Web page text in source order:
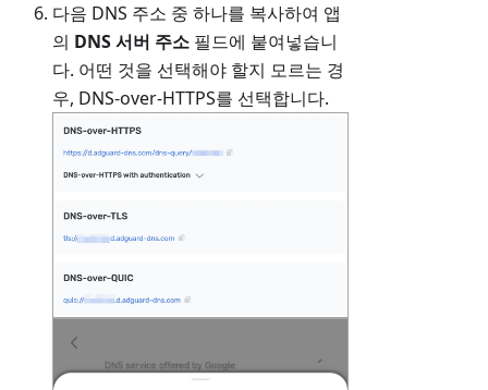
다음 DNS 주소 중 하나를 복사하여 앱
의 DNS 서버 주소 필드에 붙여넣습니
다. 어떤 것을 선택해야 할지 모르는 경
우, DNS-over-HTTPS를 선택합니다.